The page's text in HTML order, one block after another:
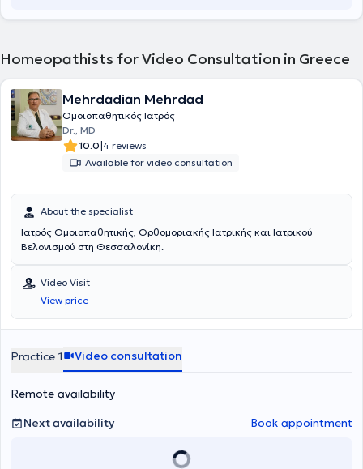
postoperative states. Homeopathic medicines can assist in
numerous pathological conditions across all body systems, whether
physical or mental illnesses.
Homeopathists for Video Consultation in Greece
Mehrdadian Mehrdad
Ομοιοπαθητικός Ιατρός
Dr., MD
10.0|4 reviews
Available for video consultation
About the specialist
Ιατρός Ομοιοπαθητικής, Ορθομοριακής Ιατρικής και Ιατρικού
Βελονισμού στη Θεσσαλονίκη.
Video Visit
View price
Practice 1 Video consultation
Remote availability
Next availability
Book appointment